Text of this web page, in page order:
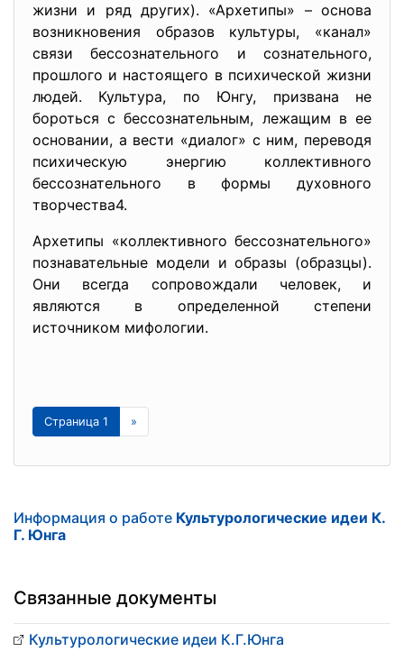
жизни и ряд других). «Архетипы» – основа
возникновения образов культуры, «канал»
связи бессознательного и сознательного,
прошлого и настоящего в психической жизни
людей. Культура, по Юнгу, призвана не
бороться с бессознательным, лежащим в ее
основании, а вести «диалог» с ним, переводя
психическую энергию коллективного
бессознательного в формы духовного
творчества4.
Архетипы «коллективного бессознательного»
познавательные модели и образы (образцы).
Они всегда сопровождали человек, и
являются в определенной степени
источником мифологии.
Страница 1 »
Информация о работе Культурологические идеи К.
Г. Юнга
Связанные документы
Культурологические идеи К.Г.Юнга